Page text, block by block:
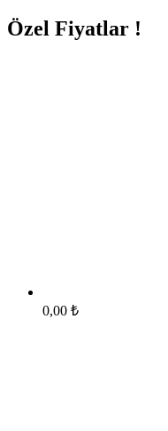
Özel Fiyatlar !
0,00 ₺